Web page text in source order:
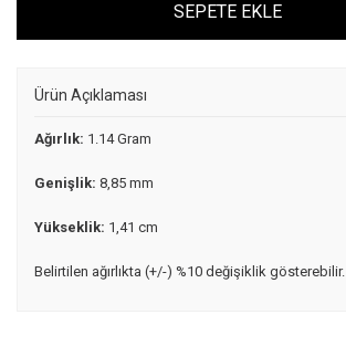
SEPETE EKLE
Ürün Açıklaması
Ağırlık: 1.14 Gram
Genişlik: 8,85 mm
Yükseklik: 1,41 cm
Belirtilen ağırlıkta (+/-) %10 değişiklik gösterebilir.